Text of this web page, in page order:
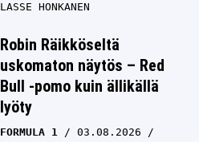
LASSE HONKANEN
Robin Räikköseltä
uskomaton näytös – Red
Bull -pomo kuin ällikällä
lyöty
FORMULA 1
03.08.2026